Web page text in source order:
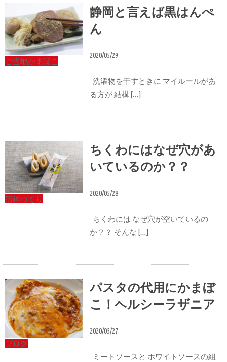
ご当地かまぼこ
静岡と言えば黒はんぺ
ん
2020/05/29
洗濯物を干すときに マイルールがあ
る方が 結構 […]
蒲鉾づくり
ちくわにはなぜ穴があ
いているのか？？
2020/05/28
ちくわには なぜ穴が空いているの
か？？ そんな […]
ブログ
パスタの代用にかまぼ
こ！ヘルシーラザニア
2020/05/27
ミートソースと ホワイトソースの組